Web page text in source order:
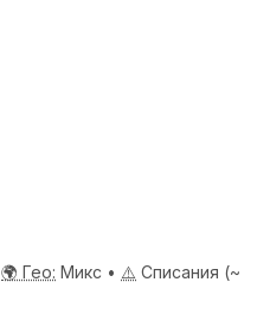
🌍 Гео: Микс • ⚠️ Списания (~